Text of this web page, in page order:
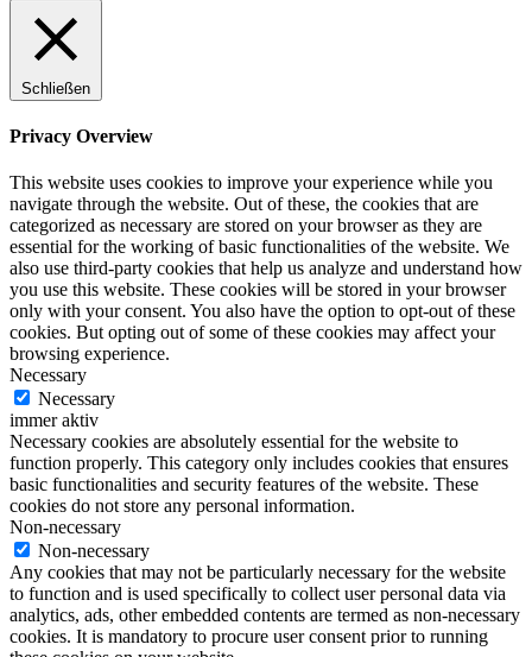
Schließen
Privacy Overview
This website uses cookies to improve your experience while you
navigate through the website. Out of these, the cookies that are
categorized as necessary are stored on your browser as they are
essential for the working of basic functionalities of the website. We
also use third-party cookies that help us analyze and understand how
you use this website. These cookies will be stored in your browser
only with your consent. You also have the option to opt-out of these
cookies. But opting out of some of these cookies may affect your
browsing experience.
Necessary
Necessary
immer aktiv
Necessary cookies are absolutely essential for the website to
function properly. This category only includes cookies that ensures
basic functionalities and security features of the website. These
cookies do not store any personal information.
Non-necessary
Non-necessary
Any cookies that may not be particularly necessary for the website
to function and is used specifically to collect user personal data via
analytics, ads, other embedded contents are termed as non-necessary
cookies. It is mandatory to procure user consent prior to running